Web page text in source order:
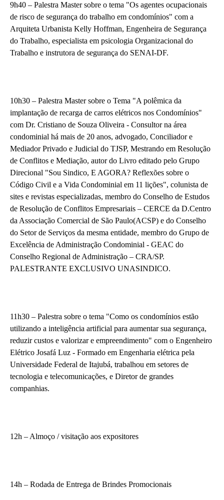
9h40 – Palestra Master sobre o tema "Os agentes ocupacionais
de risco de segurança do trabalho em condomínios" com a
Arquiteta Urbanista Kelly Hoffman, Engenheira de Segurança
do Trabalho, especialista em psicologia Organizacional do
Trabalho e instrutora de segurança do SENAI-DF.
10h30 – Palestra Master sobre o Tema "A polêmica da
implantação de recarga de carros elétricos nos Condomínios"
com Dr. Cristiano de Souza Oliveira - Consultor na área
condominial há mais de 20 anos, advogado, Conciliador e
Mediador Privado e Judicial do TJSP, Mestrando em Resolução
de Conflitos e Mediação, autor do Livro editado pelo Grupo
Direcional "Sou Sindico, E AGORA? Reflexões sobre o
Código Civil e a Vida Condominial em 11 lições", colunista de
sites e revistas especializadas, membro do Conselho de Estudos
de Resolução de Conflitos Empresariais – CERCE da D.Centro
da Associação Comercial de São Paulo(ACSP) e do Conselho
do Setor de Serviços da mesma entidade, membro do Grupo de
Excelência de Administração Condominial - GEAC do
Conselho Regional de Administração – CRA/SP.
PALESTRANTE EXCLUSIVO UNASINDICO.
11h30 – Palestra sobre o tema "Como os condomínios estão
utilizando a inteligência artificial para aumentar sua segurança,
reduzir custos e valorizar e empreendimento" com o Engenheiro
Elétrico Josafá Luz - Formado em Engenharia elétrica pela
Universidade Federal de Itajubá, trabalhou em setores de
tecnologia e telecomunicações, e Diretor de grandes
companhias.
12h – Almoço / visitação aos expositores
14h – Rodada de Entrega de Brindes Promocionais